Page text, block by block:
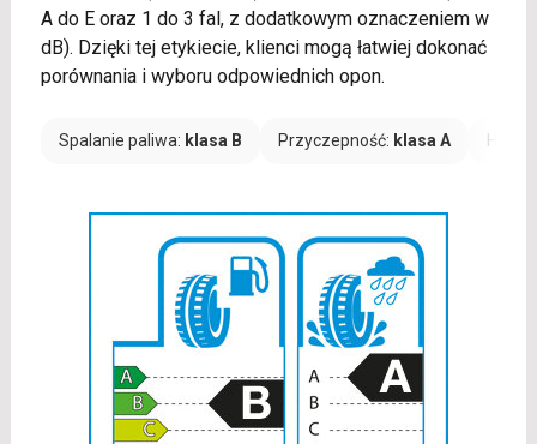
A do E oraz 1 do 3 fal, z dodatkowym oznaczeniem w
dB). Dzięki tej etykiecie, klienci mogą łatwiej dokonać
porównania i wyboru odpowiednich opon.
Spalanie paliwa: klasa B Przyczepność: klasa A Hałas: